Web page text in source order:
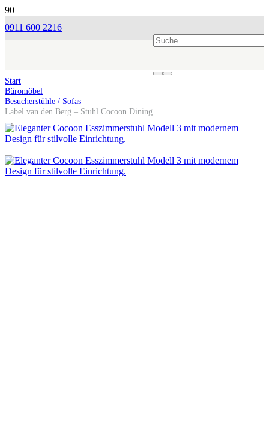
0911 600 2216
Start
Büromöbel
Besucherstühle / Sofas
Label van den Berg – Stuhl Cocoon Dining